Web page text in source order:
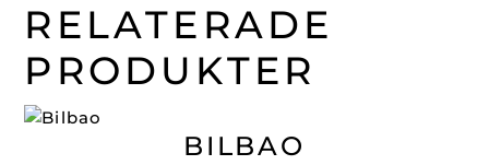
RELATERADE
PRODUKTER
BILBAO